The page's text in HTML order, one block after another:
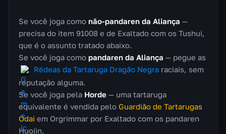
Se você joga como não-pandaren da Aliança —
precisa do item 91008 e de Exaltado com os Tushui,
que é o assunto tratado abaixo.
Se você joga como pandaren da Aliança — pegue as
Rédeas da Tartaruga Dragão Negra raciais, sem
reputação alguma.
Se você joga pela Horde — uma tartaruga
equivalente é vendida pelo Guardião de Tartarugas
Odai em Orgrimmar por Exaltado com os pandaren
Huojin.